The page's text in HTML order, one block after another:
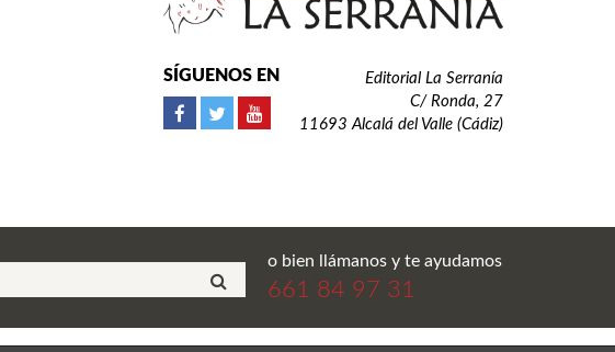
SÍGUENOS EN
Editorial La Serranía
C/ Ronda, 27
11693 Alcalá del Valle (Cádiz)
o bien llámanos y te ayudamos
661 84 97 31